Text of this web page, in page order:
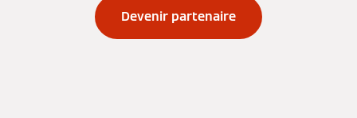
Devenir partenaire